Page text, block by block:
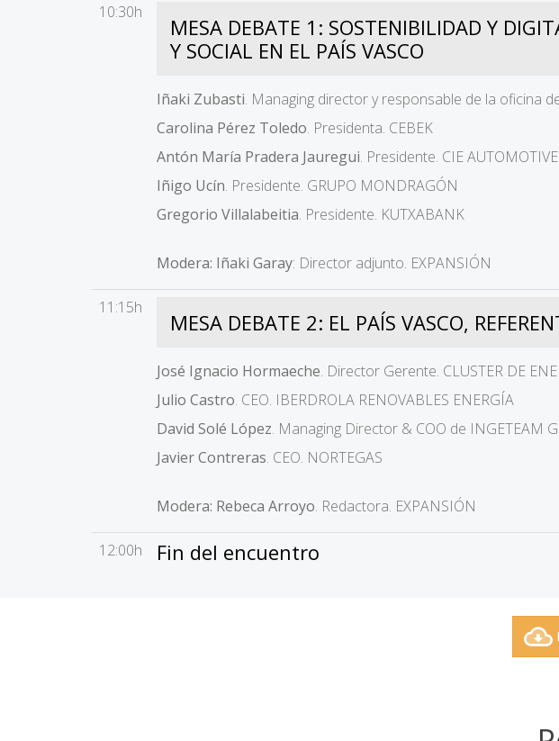
10:30h
MESA DEBATE 1: SOSTENIBILIDAD Y
Y SOCIAL EN EL PAÍS VASCO
Iñaki Zubasti. Managing director y responsable de la oficina
Carolina Pérez Toledo. Presidenta. CEBEK
Antón María Pradera Jauregui. Presidente. CIE AUTOMOTIVE
Iñigo Ucín. Presidente. GRUPO MONDRAGÓN
Gregorio Villalabeitia. Presidente. KUTXABANK
Modera: Iñaki Garay: Director adjunto. EXPANSIÓN
11:15h
MESA DEBATE 2: EL PAÍS VASCO,
José Ignacio Hormaeche. Director Gerente. CLUSTER DE
Julio Castro. CEO. IBERDROLA RENOVABLES ENERGÍA
David Solé López. Managing Director & COO de INGETEAM
Javier Contreras. CEO. NORTEGAS
Modera: Rebeca Arroyo. Redactora. EXPANSIÓN
12:00h Fin del encuentro